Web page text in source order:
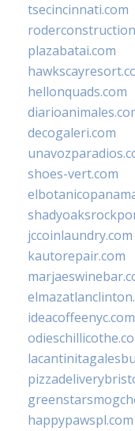
tsecincinnati.com
plazabatai.com
hellonquads.com
decogaleri.com
shoes-vert.com
jccoinlaundry.com
kautorepair.com
ideacoffeenyc.com
happypawspl.com